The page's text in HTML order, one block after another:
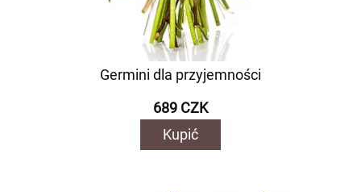
Germini dla przyjemności
689 CZK
Kupić